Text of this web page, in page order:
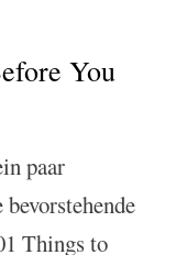
You
paar
Things to